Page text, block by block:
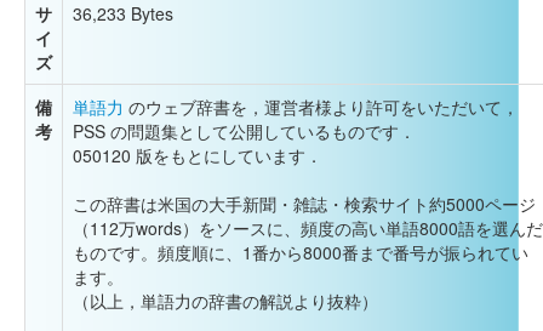
サ
イ
ズ
36,233 Bytes
備
考
単語力 のウェブ辞書を，運営者様より許可をいただいて，
PSS の問題集として公開しているものです．
050120 版をもとにしています．
この辞書は米国の大手新聞・雑誌・検索サイト約5000ページ
（112万words）をソースに、頻度の高い単語8000語を選んだ
ものです。頻度順に、1番から8000番まで番号が振られてい
ます。
（以上，単語力の辞書の解説より抜粋）